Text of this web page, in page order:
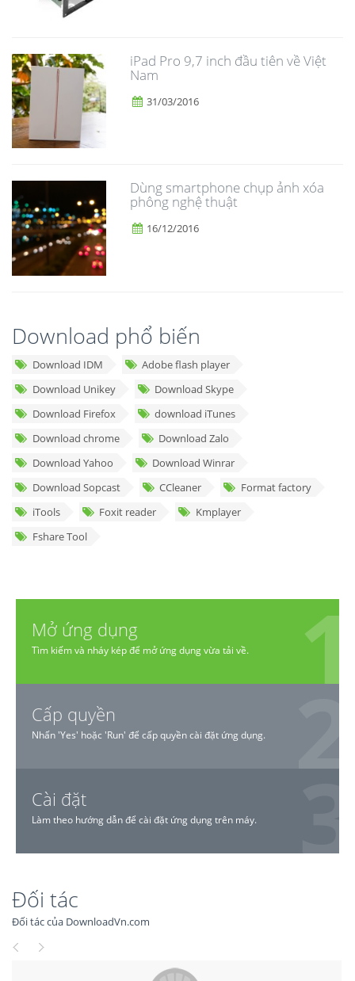
iPad Pro 9,7 inch đầu tiên về Việt
Nam
31/03/2016
Dùng smartphone chụp ảnh xóa
phông nghệ thuật
16/12/2016
Download phổ biến
Download IDM
Adobe flash player
Download Unikey
Download Skype
Download Firefox
download iTunes
Download chrome
Download Zalo
Download Yahoo
Download Winrar
Download Sopcast
CCleaner
Format factory
iTools
Foxit reader
Kmplayer
Fshare Tool
Mở ứng dụng
Tìm kiếm và nháy kép để mở ứng dụng vừa tải về.
Cấp quyền
Nhấn 'Yes' hoặc 'Run' để cấp quyền cài đặt ứng dụng.
Cài đặt
Làm theo hướng dẫn để cài đặt ứng dụng trên máy.
Đối tác
Đối tác của DownloadVn.com